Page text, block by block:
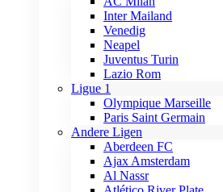
Inter Mailand
Venedig
Neapel
Juventus Turin
Lazio Rom
Ligue 1
Olympique Marseille
Paris Saint Germain
Andere Ligen
Aberdeen FC
Ajax Amsterdam
Al Nassr